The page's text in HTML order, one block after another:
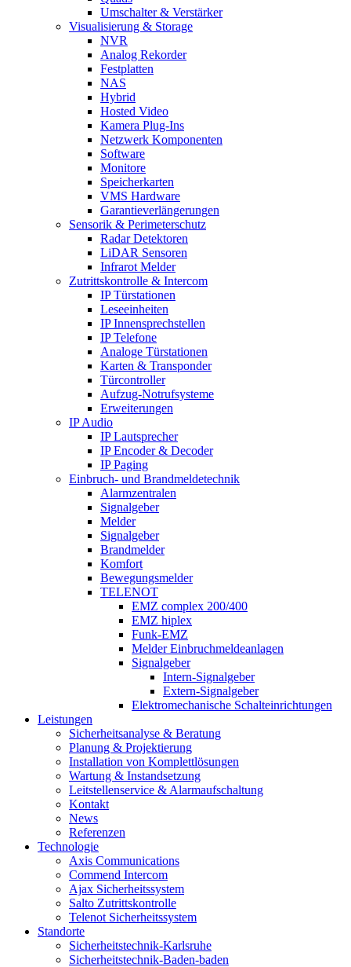
Umschalter & Verstärker
Visualisierung & Storage
NVR
Analog Rekorder
Festplatten
NAS
Hybrid
Hosted Video
Kamera Plug-Ins
Netzwerk Komponenten
Software
Monitore
Speicherkarten
VMS Hardware
Garantieverlängerungen
Sensorik & Perimeterschutz
Radar Detektoren
LiDAR Sensoren
Infrarot Melder
Zutrittskontrolle & Intercom
IP Türstationen
Leseeinheiten
IP Innensprechstellen
IP Telefone
Analoge Türstationen
Karten & Transponder
Türcontroller
Aufzug-Notrufsysteme
Erweiterungen
IP Audio
IP Lautsprecher
IP Encoder & Decoder
IP Paging
Einbruch- und Brandmeldetechnik
Alarmzentralen
Signalgeber
Melder
Signalgeber
Brandmelder
Komfort
Bewegungsmelder
TELENOT
EMZ complex 200/400
EMZ hiplex
Funk-EMZ
Melder Einbruchmeldeanlagen
Signalgeber
Intern-Signalgeber
Extern-Signalgeber
Elektromechanische Schalteinrichtungen
Leistungen
Sicherheitsanalyse & Beratung
Planung & Projektierung​
Installation von Komplettlösungen
Wartung & Instandsetzung
Leitstellenservice & Alarmaufschaltung
Kontakt
News
Referenzen
Technologie
Axis Communications
Commend Intercom
Ajax Sicherheitssystem​
Salto Zutrittskontrolle
Telenot Sicherheitssystem
Standorte
Sicherheitstechnik-Karlsruhe
Sicherheitstechnik-Baden-baden